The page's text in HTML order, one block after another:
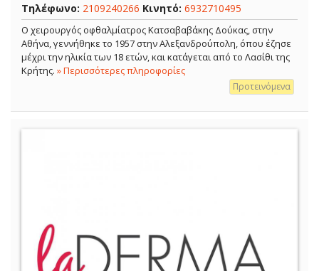
Τηλέφωνο: 2109240266 Κινητό: 6932710495
Ο χειρουργός οφθαλμίατρος Κατσαβαβάκης Δούκας, στην
Αθήνα, γεννήθηκε το 1957 στην Αλεξανδρούπολη, όπου έζησε
μέχρι την ηλικία των 18 ετών, και κατάγεται από το Λασίθι της
Κρήτης. » Περισσότερες πληροφορίες
Προτεινόμενα